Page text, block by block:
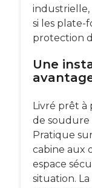
industrielle,
si les plate-
protection
Une
Livré prêt à
de soudure
Pratique
cabine aux
espace
situation.